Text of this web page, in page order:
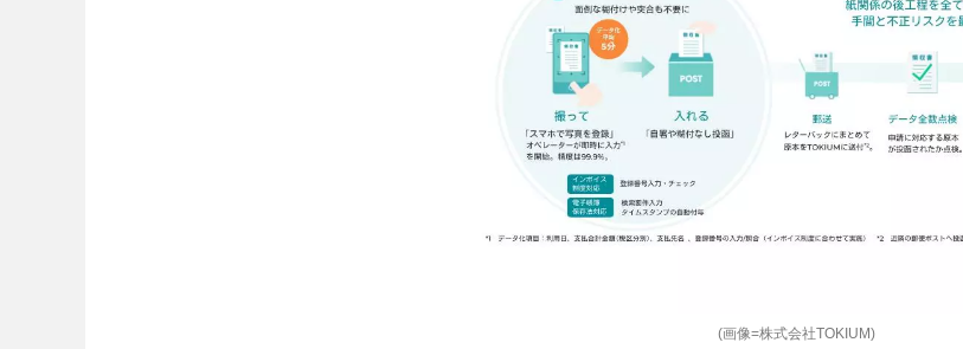
(画像=株式会社TOKIUM)